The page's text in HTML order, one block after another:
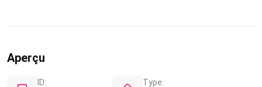
Aperçu
ID: Type: